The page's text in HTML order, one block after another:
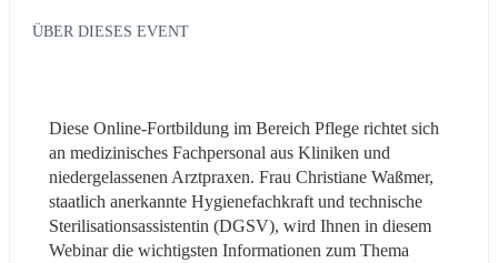
ÜBER DIESES EVENT
Diese Online-Fortbildung im Bereich Pflege richtet sich
an medizinisches Fachpersonal aus Kliniken und
niedergelassenen Arztpraxen. Frau Christiane Waßmer,
staatlich anerkannte Hygienefachkraft und technische
Sterilisationsassistentin (DGSV), wird Ihnen in diesem
Webinar die wichtigsten Informationen zum Thema